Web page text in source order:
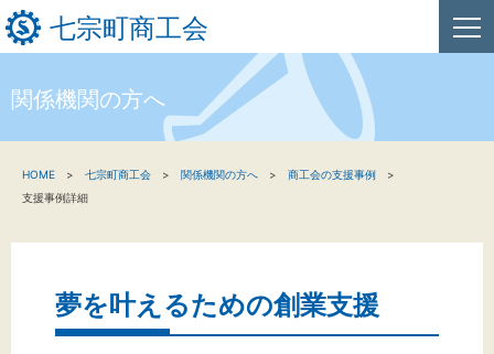
七宗町商工会
新着情報
七宗町商工会について
関係機関の方へ
HOME 七宗町商工会 関係機関の方へ
商工会の支援事例
支援事例詳細
夢を叶えるための創業支援